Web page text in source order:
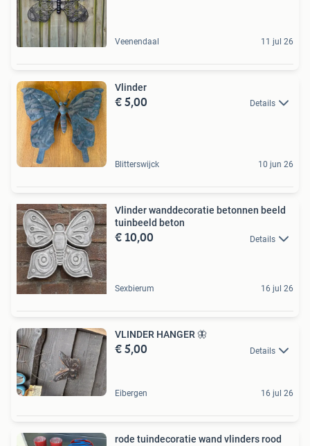
Veenendaal 11 jul 26
Vlinder
€ 5,00 Details
Blitterswijck 10 jun 26
Vlinder wanddecoratie betonnen beeld
tuinbeeld beton
€ 10,00 Details
Sexbierum 16 jul 26
VLINDER HANGER 🦋
€ 5,00 Details
Eibergen 16 jul 26
rode tuindecoratie wand vlinders rood